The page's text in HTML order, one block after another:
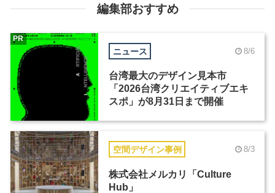
編集部おすすめ
ニュース 8/6
台湾最大のデザイン見本市
「2026台湾クリエイティブエキ
スポ」が8月31日まで開催
PR
空間デザイン事例 8/3
株式会社メルカリ「Culture
Hub」